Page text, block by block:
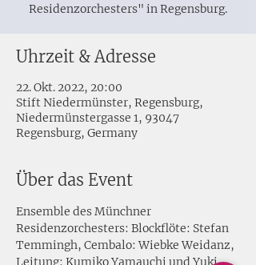
Residenzorchesters" in Regensburg.
Uhrzeit & Adresse
22. Okt. 2022, 20:00
Stift Niedermünster, Regensburg,
Niedermünstergasse 1, 93047
Regensburg, Germany
Über das Event
Ensemble des Münchner
Residenzorchesters: Blockflöte: Stefan
Temmingh, Cembalo: Wiebke Weidanz,
Leitung: Kumiko Yamauchi und Yuki